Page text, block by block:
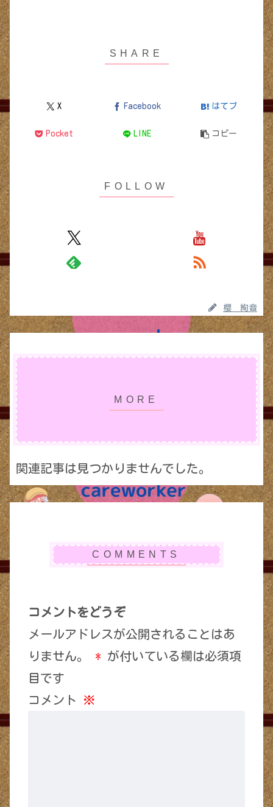
X Facebook はてブ
Pocket LINE コピー
櫻 絢音
関連記事は見つかりませんでした。
コメントをどうぞ
メールアドレスが公開されることはあ
りません。
* が付いている欄は必須項
目です
コメント ※